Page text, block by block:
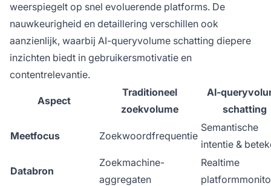
weerspiegelt op snel evoluerende platforms. De
nauwkeurigheid en detaillering verschillen ook
aanzienlijk, waarbij AI-queryvolume schatting diepere
inzichten biedt in gebruikersmotivatie en
contentrelevantie.
Aspect
Traditioneel
zoekvolume
AI-
schatting
Meetfocus Zoekwoordfrequentie
Semantische
intentie &
Databron
Zoekmachine-
aggregaten
Realtime